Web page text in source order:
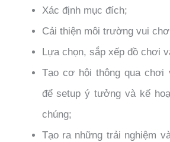
Xác định mục đích;
Cải thiện môi trường vui
Lựa chọn, sắp xếp đồ chơi
Tạo cơ hội thông qua chơi
để setup ý tưởng và kế
chúng;
Tạo ra những trải nghiệm